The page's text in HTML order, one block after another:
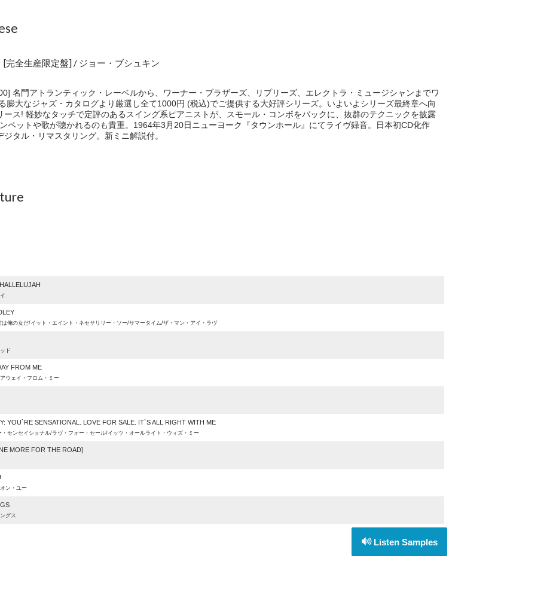
完全生産限定盤] / ジョー・ブシュキン
名門アトランティック・レーベルから、ワーナー・ブラザーズ、リプリーズ、エレクトラ・ミュージシャンまでワ
膨大なジャズ・カタログより厳選し全て1000円 (税込)でご提供する大好評シリーズ。いよいよシリーズ最終章へ向
ス! 軽妙なタッチで定評のあるスイング系ピアニストが、スモール・コンボをバックに、抜群のテクニックを披露
ペットや歌が聴かれるのも貴重。1964年3月20日ニューヨーク『タウンホール』にてライヴ録音。日本初CD化作
タル・リマスタリング。新ミニ解説付。
俺の女だ/イット・エイント・ネセサリリー・ソー/サマータイム/ザ・マン・アイ・ラヴ
ド
FROM ME
ウェイ・フロム・ミー
YOU`RE SENSATIONAL. LOVE FOR SALE. IT`S ALL RIGHT WITH ME
センセイショナル/ラヴ・フォー・セール/イッツ・オールライト・ウィズ・ミー
MORE FOR THE ROAD]
ン・ユー
グス
Listen Samples